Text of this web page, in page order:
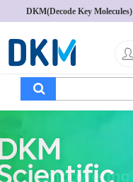
DKM(Decode Key Molecules)